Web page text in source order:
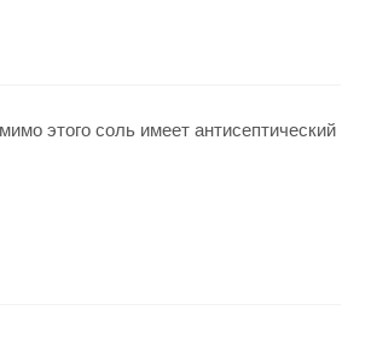
этого соль имеет антисептический